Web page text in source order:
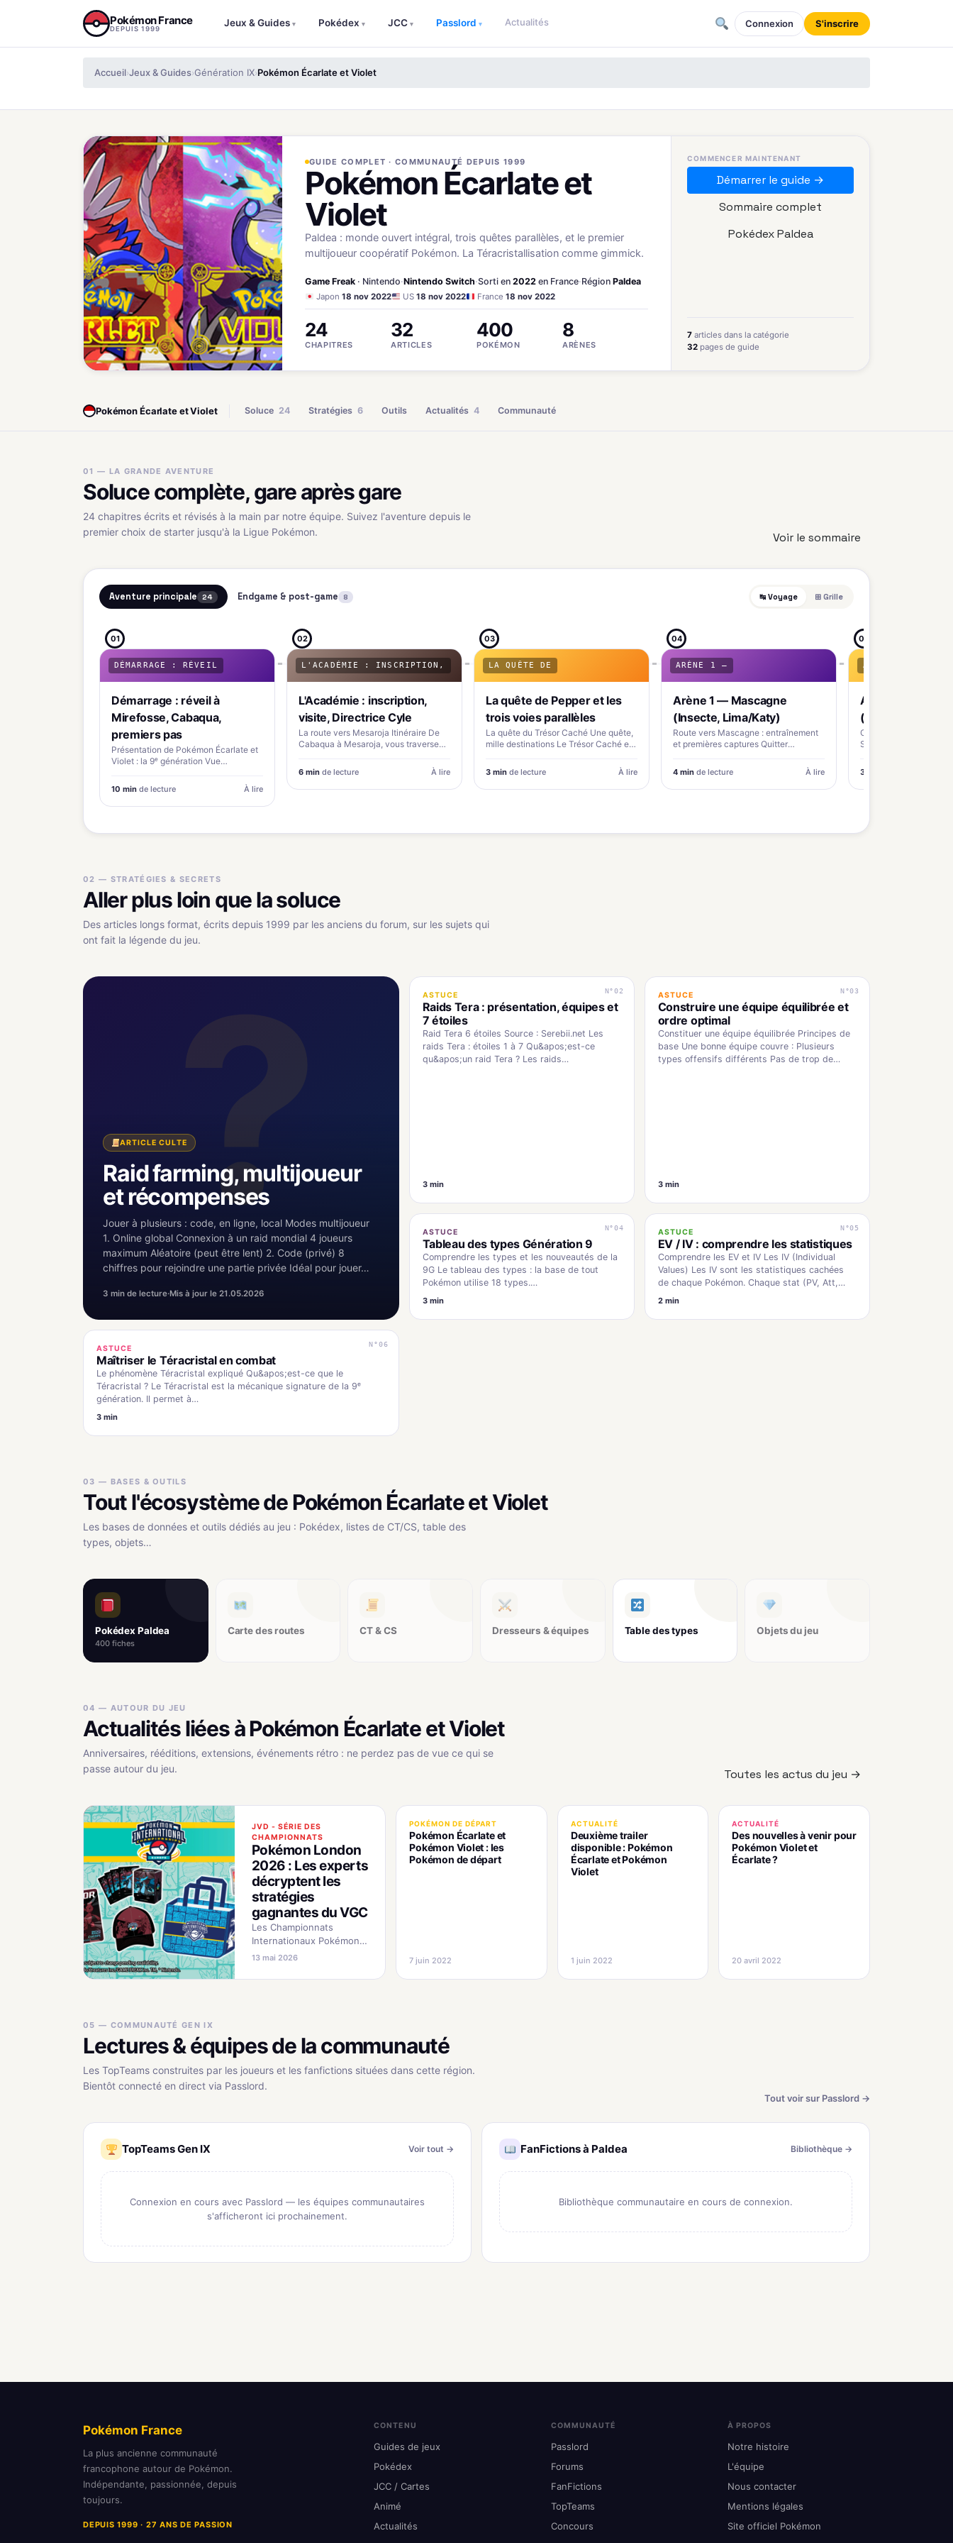
Pokémon France
DEPUIS 1999
Jeux & Guides ▾ Pokédex ▾ JCC ▾ Passlord ▾ Actualités Connexion S'inscrire
Accueil›Jeux & Guides›Génération IX›Pokémon Écarlate et Violet
GUIDE COMPLET · COMMUNAUTÉ DEPUIS 1999
Pokémon Écarlate et
Violet
Paldea : monde ouvert intégral, trois quêtes parallèles, et le premier
multijoueur coopératif Pokémon. La Téracristallisation comme gimmick.
Game Freak · Nintendo·Nintendo Switch·Sorti en 2022 en France·Région Paldea
Japon18 nov 2022 US18 nov 2022 France18 nov 2022
24
CHAPITRES
32
ARTICLES
400
POKÉMON
8
ARÈNES
COMMENCER MAINTENANT
Démarrer le guide →
Sommaire complet
Pokédex Paldea
7 articles dans la catégorie
32 pages de guide
Pokémon Écarlate et Violet Soluce 24 Stratégies 6 Outils Actualités 4 Communauté
01 — LA GRANDE AVENTURE
Soluce complète, gare après gare
24 chapitres écrits et révisés à la main par notre équipe. Suivez l'aventure depuis le
premier choix de starter jusqu'à la Ligue Pokémon.
Voir le sommaire
Aventure principale 24 Endgame & post-game 8 ↹ Voyage ⊞ Grille
01
DÉMARRAGE : RÉVEIL
Démarrage : réveil à
Mirefosse, Cabaqua,
premiers pas
Présentation de Pokémon Écarlate et
Violet : la 9ᵉ génération Vue
et Pokémon…
10 min de lecture À lire
02
L'ACADÉMIE : INSCRIPTION,
L'Académie : inscription,
visite, Directrice Cyle
La route vers Mesaroja Itinéraire De
Cabaqua à Mesaroja, vous traversez
6 min de lecture À lire
03
LA QUÊTE DE
La quête de Pepper et les
trois voies parallèles
La quête du Trésor Caché Une quête,
mille destinations Le Trésor Caché est
3 min de lecture À lire
04
ARÈNE 1 —
Arène 1 — Mascagne
(Insecte, Lima/Katy)
Route vers Mascagne : entraînement
et premières captures Quitter
Mesaroja, sortez par…
4 min de lecture À lire
05
ARÈNE 2 —
Arène 2 —
(Plante,
Champs de tournesols
Source : Bulbapedia
Mascagne,…
3 min
02 — STRATÉGIES & SECRETS
Aller plus loin que la soluce
Des articles longs format, écrits depuis 1999 par les anciens du forum, sur les sujets qui
ont fait la légende du jeu.
ARTICLE CULTE
Raid farming, multijoueur
et récompenses
Jouer à plusieurs : code, en ligne, local Modes multijoueur
1. Online global Connexion à un raid mondial 4 joueurs
maximum Aléatoire (peut être lent) 2. Code (privé) 8
chiffres pour rejoindre une partie privée Idéal pour jouer…
3 min de lecture·Mis à jour le 21.05.2026
N°02
ASTUCE
Raids Tera : présentation, équipes et
7 étoiles
Raid Tera 6 étoiles Source : Serebii.net Les
raids Tera : étoiles 1 à 7 Qu&apos;est-ce
qu&apos;un raid Tera ? Les raids…
3 min
N°03
ASTUCE
Construire une équipe équilibrée et
ordre optimal
Constituer une équipe équilibrée Principes de
base Une bonne équipe couvre : Plusieurs
types offensifs différents Pas de trop de
3 min
N°04
ASTUCE
Tableau des types Génération 9
Comprendre les types et les nouveautés de la
9G Le tableau des types : la base de tout
Pokémon utilise 18 types.…
3 min
N°05
ASTUCE
EV / IV : comprendre les statistiques
Comprendre les EV et IV Les IV (Individual
Values) Les IV sont les statistiques cachées
de chaque Pokémon. Chaque stat (PV, Att,…
2 min
N°06
ASTUCE
Maîtriser le Téracristal en combat
Le phénomène Téracristal expliqué Qu&apos;est-ce que le
Téracristal ? Le Téracristal est la mécanique signature de la 9ᵉ
génération. Il permet à…
3 min
03 — BASES & OUTILS
Tout l'écosystème de Pokémon Écarlate et Violet
Les bases de données et outils dédiés au jeu : Pokédex, listes de CT/CS, table des
types, objets…
Pokédex Paldea
400 fiches
Carte des routes CT & CS Dresseurs & équipes Table des types Objets du jeu
04 — AUTOUR DU JEU
Actualités liées à Pokémon Écarlate et Violet
Anniversaires, rééditions, extensions, événements rétro : ne perdez pas de vue ce qui se
passe autour du jeu.
Toutes les actus du jeu →
JVD - SÉRIE DES
CHAMPIONNATS
Pokémon London
2026 : Les experts
décryptent les
stratégies
gagnantes du VGC
Les Championnats
Internationaux Pokémon
d'Europe 2026 à Londres
stratégiques du VGC.
13 mai 2026
POKÉMON DE DÉPART
Pokémon Écarlate et
Pokémon Violet : les
Pokémon de départ
7 juin 2022
ACTUALITÉ
Deuxième trailer
disponible : Pokémon
Écarlate et Pokémon
Violet
1 juin 2022
ACTUALITÉ
Des nouvelles à venir pour
Pokémon Violet et
Écarlate ?
20 avril 2022
05 — COMMUNAUTÉ GEN IX
Lectures & équipes de la communauté
Les TopTeams construites par les joueurs et les fanfictions situées dans cette région.
Bientôt connecté en direct via Passlord.
Tout voir sur Passlord →
TopTeams Gen IX Voir tout →
Connexion en cours avec Passlord — les équipes communautaires
s'afficheront ici prochainement.
FanFictions à Paldea Bibliothèque →
Bibliothèque communautaire en cours de connexion.
Pokémon France
La plus ancienne communauté
francophone autour de Pokémon.
Indépendante, passionnée, depuis
toujours.
DEPUIS 1999 · 27 ANS DE PASSION
CONTENU
Guides de jeux
Pokédex
JCC / Cartes
Animé
Actualités
COMMUNAUTÉ
Passlord
Forums
FanFictions
TopTeams
Concours
À PROPOS
Notre histoire
L'équipe
Nous contacter
Mentions légales
Site officiel Pokémon